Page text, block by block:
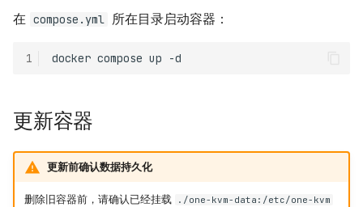
在 compose.yml 所在目录启动容器：
1 docker compose up
更新容器
更新前确认数据持久化
删除旧容器前，请确认已经挂载 ./one-kvm-data:/etc/one-kvm